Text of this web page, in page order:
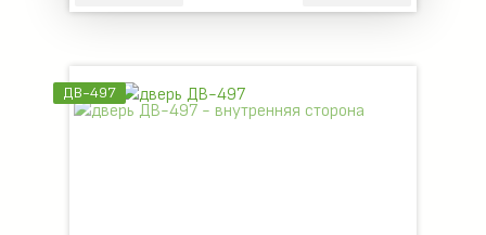
ДВ-497